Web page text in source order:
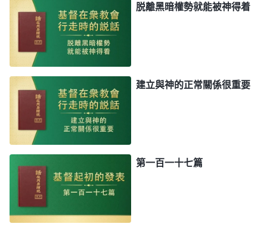
脱離黑暗權勢就能被神得着
建立與神的正常關係很重要
第一百一十七篇